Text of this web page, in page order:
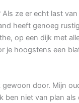
Als ze er echt last
heeft genoeg
op een dijk met
je hoogstens een
gewoon door. Mijn
ben niet van plan als